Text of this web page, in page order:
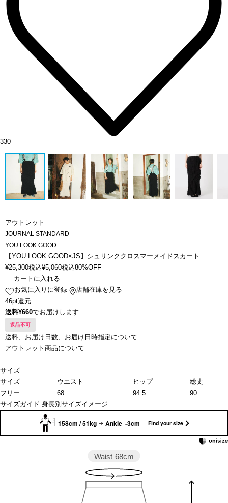
330
アウトレット
JOURNAL STANDARD
YOU LOOK GOOD
【YOU LOOK GOOD×JS】シュリンククロスマーメイドスカート
¥25,300税込¥5,060税込80%OFF
カートに入れる
お気に入りに登録
店舗在庫を見る
46pt還元
送料¥660でお届けします
返品不可
送料、お届け日数、お届け日時指定について
アウトレット商品について
サイズ
サイズ
ウエスト ヒップ
総丈
フリー
68 94.5
90
サイズガイド 身長別サイズイメージ
158cm / 51kg Ankle -3cm Find your size
Waist 68cm